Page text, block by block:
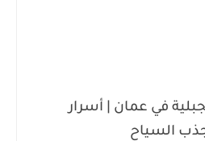
في عمان | أسرار
السياح